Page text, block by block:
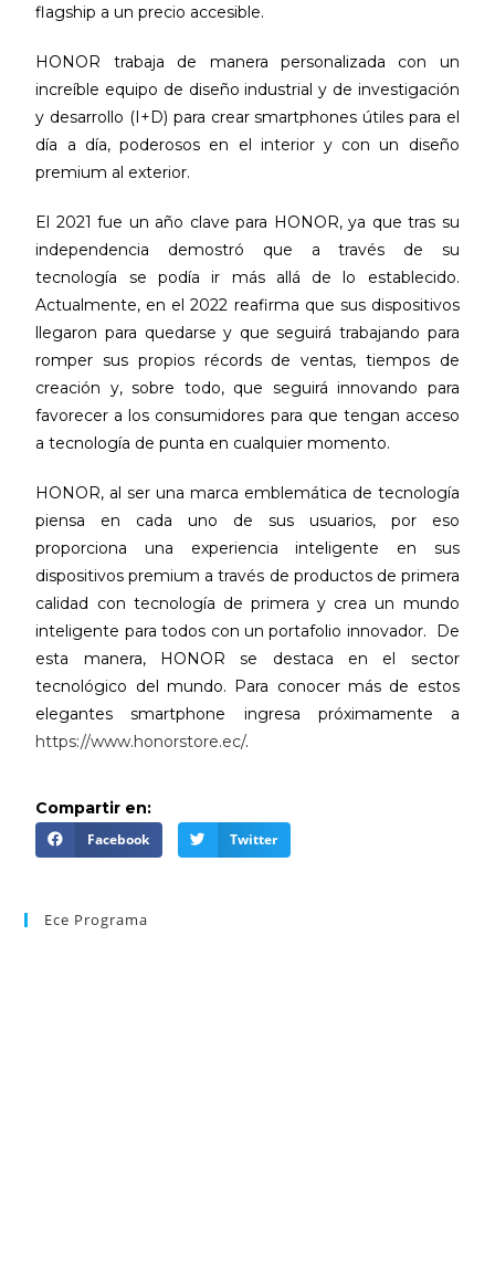
flagship a un precio accesible.
HONOR trabaja de manera personalizada con un
increíble equipo de diseño industrial y de investigación
y desarrollo (I+D) para crear smartphones útiles para el
día a día, poderosos en el interior y con un diseño
premium al exterior.
El 2021 fue un año clave para HONOR, ya que tras su
independencia demostró que a través de su
tecnología se podía ir más allá de lo establecido.
Actualmente, en el 2022 reafirma que sus dispositivos
llegaron para quedarse y que seguirá trabajando para
romper sus propios récords de ventas, tiempos de
creación y, sobre todo, que seguirá innovando para
favorecer a los consumidores para que tengan acceso
a tecnología de punta en cualquier momento.
HONOR, al ser una marca emblemática de tecnología
piensa en cada uno de sus usuarios, por eso
proporciona una experiencia inteligente en sus
dispositivos premium a través de productos de primera
calidad con tecnología de primera y crea un mundo
inteligente para todos con un portafolio innovador. De
esta manera, HONOR se destaca en el sector
tecnológico del mundo. Para conocer más de estos
elegantes smartphone ingresa próximamente a
https://www.honorstore.ec/.
Compartir en:
Facebook Twitter
Ece Programa